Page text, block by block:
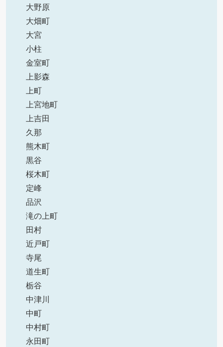
大野原
大畑町
大宮
小柱
金室町
上影森
上町
上宮地町
上吉田
久那
熊木町
黒谷
桜木町
定峰
品沢
滝の上町
田村
近戸町
寺尾
道生町
栃谷
中津川
中町
中村町
永田町